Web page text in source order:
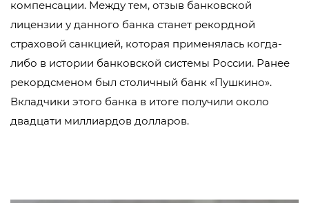
компенсации. Между тем, отзыв банковской
лицензии у данного банка станет рекордной
страховой санкцией, которая применялась когда-
либо в истории банковской системы России. Ранее
рекордсменом был столичный банк «Пушкино».
Вкладчики этого банка в итоге получили около
двадцати миллиардов долларов.